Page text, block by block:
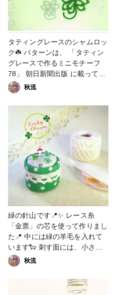
ファンれぽ_Tokaiグループ #カ
ルトナージュ
タティングレースのシャムロッ
ク☘️ パターンは、 「タティン
グレースで作るミニモチーフ
78」 朝日新聞出版 に載ってい
ます。 クローバーのモチーフ
がいくつか載っていて、買わず
にはいられなかった、というの
がタティングレースを始めたき
っかけです！ #セントパトリッ
クスデー #シャムロック #タテ
ィングレース #クローバー #三
つ葉 #緑 #アイルランド #ファ
ンれぽ_シュゲール
秋流
緑の針山です📍✨ レース糸
「金票」の芯を使って作りまし
た📍 中には緑の羊毛を入れて
います🐑 刺す面には、小さな
三つ葉模様の布。 針は、どこ
かのハンドメイドフェスで買っ
た、三つ葉☘️と四つ葉🍀とキノ
秋流